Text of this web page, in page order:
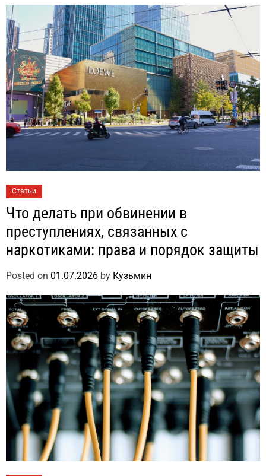
Статьи
Что делать при обвинении в
преступлениях, связанных с
наркотиками: права и порядок защиты
Posted on 01.07.2026 by Кузьмин